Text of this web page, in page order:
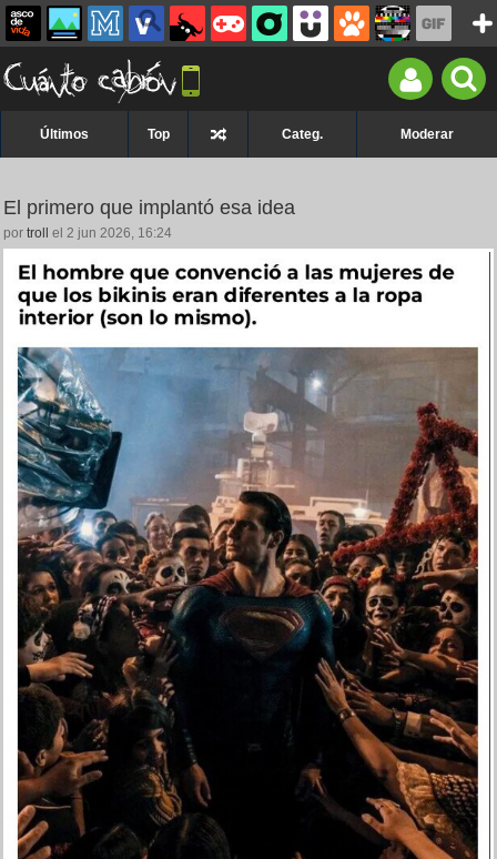
Últimos Top Categ. Moderar
El primero que implantó esa idea
por troll el 2 jun 2026, 16:24